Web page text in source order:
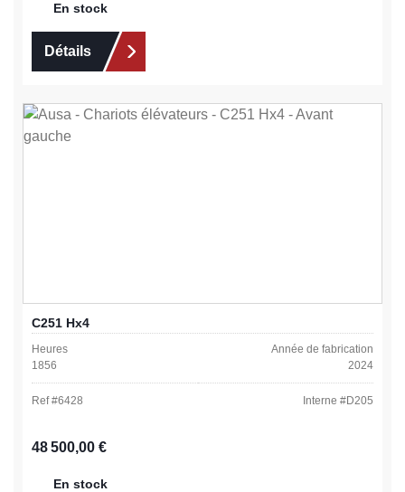
En stock
Détails
C251 Hx4
Heures
1856
Année de fabrication
2024
Ref #6428 Interne #D205
Prix régulier :
48 500,00 €
En stock